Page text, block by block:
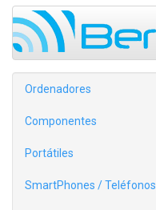
Ordenadores
Componentes
Portátiles
SmartPhones / Teléfonos